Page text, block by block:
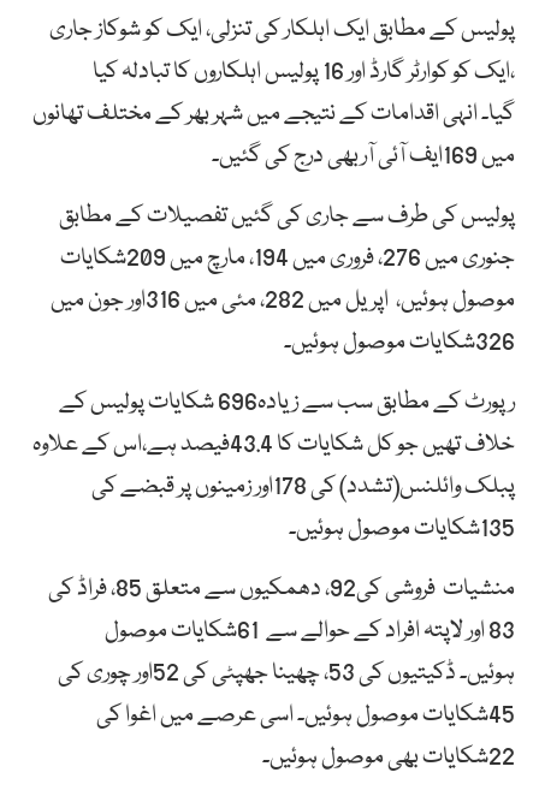
پولیس کے مطابق ایک اہلکار کی تنزلی، ایک کو شوکاز جاری
،ایک کو کوارٹر گارڈ اور 16 پولیس اہلکاروں کا تبادلہ کیا
گیا۔ انہی اقدامات کے نتیجے میں شہر بھر کے مختلف تھانوں
میں 169ایف آئی آربھی درج کی گئیں۔
پولیس کی طرف سے جاری کی گئیں تفصیلات کے مطابق
جنوری میں 276، فروری میں 194، مارچ میں 209شکایات
موصول ہوئیں، اپریل میں 282، مئی میں 316اور جون میں
326شکایات موصول ہوئیں۔
رپورٹ کے مطابق سب سے زیادہ696 شکایات پولیس کے
خلاف تھیں جو کل شکایات کا 43.4فیصد ہے،اس کے علاوہ
پبلک وائلنس(تشدد) کی 178اور زمینوں پر قبضے کی
135شکایات موصول ہوئیں۔
منشیات فروشی کی92، دھمکیوں سے متعلق 85، فراڈ کی
83 اور لاپتہ افراد کے حوالے سے 61شکایات موصول
ہوئیں۔ ڈکیتیوں کی 53، چھینا جھپٹی کی 52اور چوری کی
45شکایات موصول ہوئیں۔ اسی عرصے میں اغوا کی
22شکایات بھی موصول ہوئیں۔